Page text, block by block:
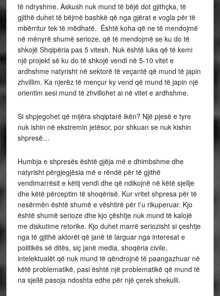
të ndryshme. Askush nuk mund të bëjë dot gjithçka, të
gjithë duhet të bëjmë bashkë që nga gjërat e vogla për të
mbërritur tek të mëdhatë. Është koha që ne të mendojmë
në mënyrë shumë serioze, që të mendojmë se ku do të
shkojë Shqipëria pas 5 vitesh. Nuk është luks që të kemi
një projekt së ku do të shkojë vendi në 5-10 vitet e
ardhshme natyrisht në sektorë të veçantë që mund të japin
zhvillim. Ka njerëz të mençur ky vend që mund të japin një
orientim sesi mund të zhvillohet ai në vitet e ardhshme.
Si shpjegohet që mijëra shqiptarë ikën? Një pjesë e tyre
nuk ishin në ekstremin jetësor, por shkuan se nuk kishin
shpresë…
Humbja e shpresës është gjëja më e dhimbshme dhe
natyrisht përgjegjësia më e rëndë për të gjithë
vendimarrësit e këtij vendi dhe që ndikojnë në këtë sjellje
dhe këtë përceptim të shoqërisë. Kur vritet shpresa për të
nesërmën është shumë e vështirë për t’u rikuperuar. Kjo
është shumë serioze dhe kjo çështje nuk mund të kalojë
me diskutime retorike. Kjo duhet marrë seriozisht si çeshtje
nga të gjithë aktorët që janë të larguar nga interesat e
politikës së ditës, siç janë media, shoqëria civile,
intelektualët që nuk mund të qëndrojnë të paangazhuar në
këtë problematikë, pasi është një problematikë që mund të
na sjellë pasoja ndoshta edhe për një çerek shekulli.